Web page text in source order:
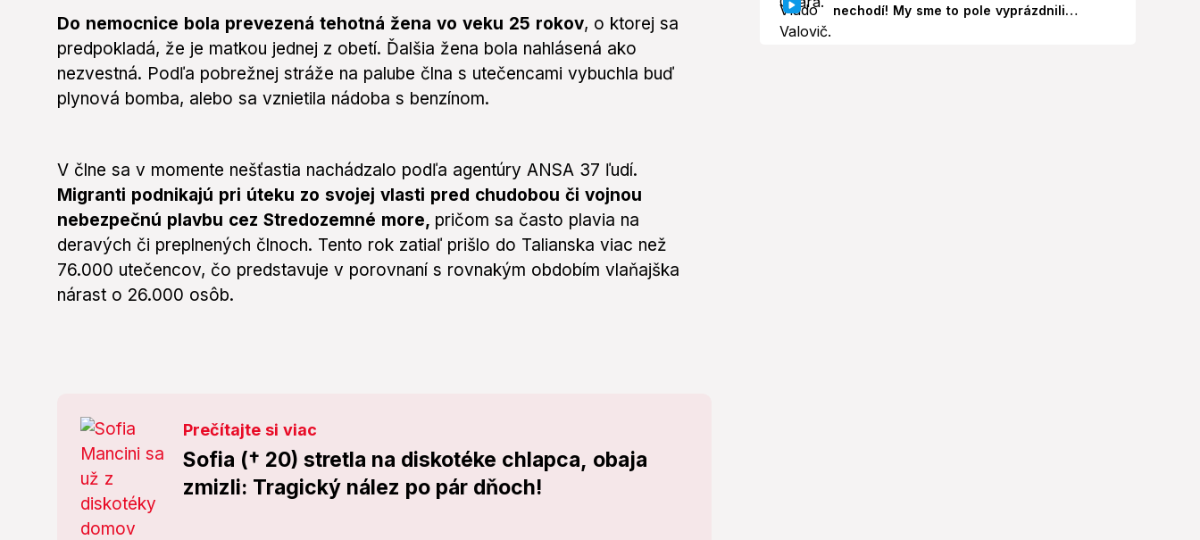
Do nemocnice bola prevezená tehotná žena vo veku 25 rokov, o ktorej sa
predpokladá, že je matkou jednej z obetí. Ďalšia žena bola nahlásená ako
nezvestná. Podľa pobrežnej stráže na palube člna s utečencami vybuchla buď
plynová bomba, alebo sa vznietila nádoba s benzínom.
V člne sa v momente nešťastia nachádzalo podľa agentúry ANSA 37 ľudí.
Migranti podnikajú pri úteku zo svojej vlasti pred chudobou či vojnou
nebezpečnú plavbu cez Stredozemné more, pričom sa často plavia na
deravých či preplnených člnoch. Tento rok zatiaľ prišlo do Talianska viac než
76.000 utečencov, čo predstavuje v porovnaní s rovnakým obdobím vlaňajška
nárast o 26.000 osôb.
Prečítajte si viac
Sofia († 20) stretla na diskotéke chlapca, obaja
zmizli: Tragický nález po pár dňoch!
nechodí! My sme to pole vyprázdnili